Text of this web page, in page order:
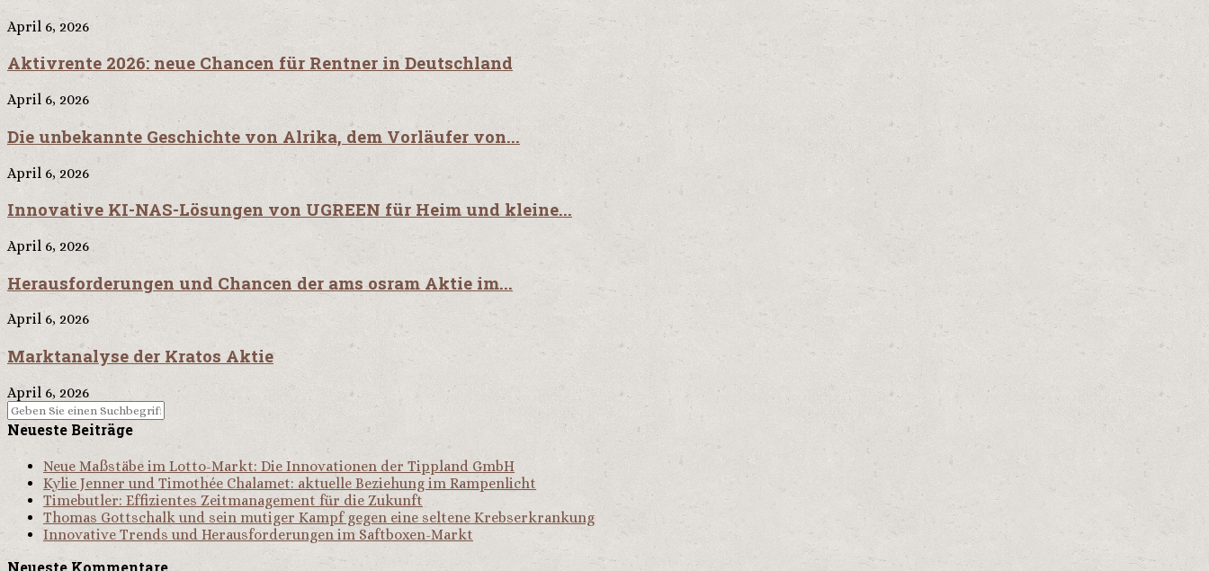
April 6, 2026
Aktivrente 2026: neue Chancen für Rentner in Deutschland
April 6, 2026
Die unbekannte Geschichte von Alrika, dem Vorläufer von...
April 6, 2026
Innovative KI-NAS-Lösungen von UGREEN für Heim und kleine...
April 6, 2026
Herausforderungen und Chancen der ams osram Aktie im...
April 6, 2026
Marktanalyse der Kratos Aktie
April 6, 2026
Neueste Beiträge
Neue Maßstäbe im Lotto-Markt: Die Innovationen der Tippland GmbH
Kylie Jenner und Timothée Chalamet: aktuelle Beziehung im Rampenlicht
Timebutler: Effizientes Zeitmanagement für die Zukunft
Thomas Gottschalk und sein mutiger Kampf gegen eine seltene Krebserkrankung
Innovative Trends und Herausforderungen im Saftboxen-Markt
Neueste Kommentare